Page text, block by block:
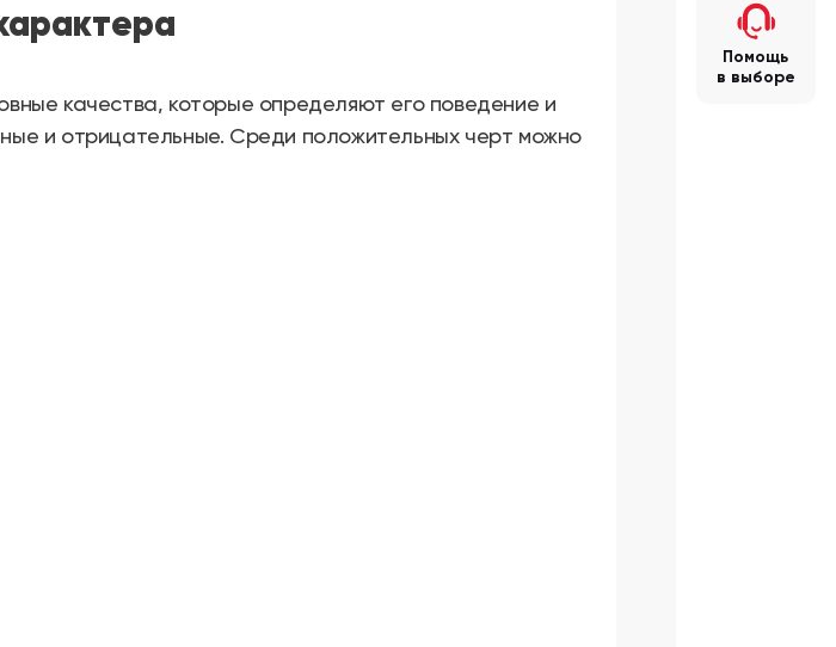
качества, которые определяют его поведение и
и отрицательные. Среди положительных черт можно
Помощь
в выборе